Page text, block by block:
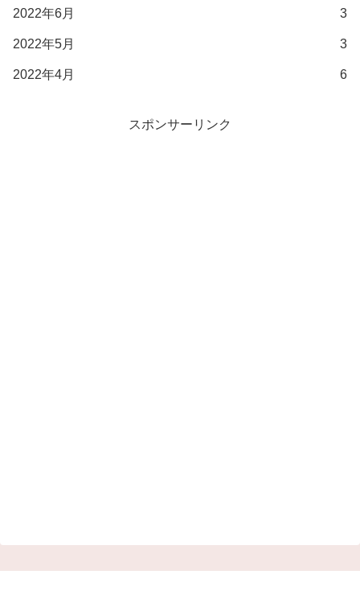
2022年6月 3
2022年5月 3
2022年4月 6
スポンサーリンク